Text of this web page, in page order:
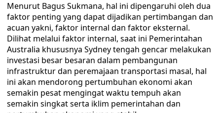
Menurut Bagus Sukmana, hal ini dipengaruhi oleh dua
faktor penting yang dapat dijadikan pertimbangan dan
acuan yakni, faktor internal dan faktor eksternal.
Dilihat melalui faktor internal, saat ini Pemerintahan
Australia khususnya Sydney tengah gencar melakukan
investasi besar besaran dalam pembangunan
infrastruktur dan peremajaan transportasi masal, hal
ini akan mendorong pertumbuhan ekonomi akan
semakin pesat mengingat waktu tempuh akan
semakin singkat serta iklim pemerintahan dan